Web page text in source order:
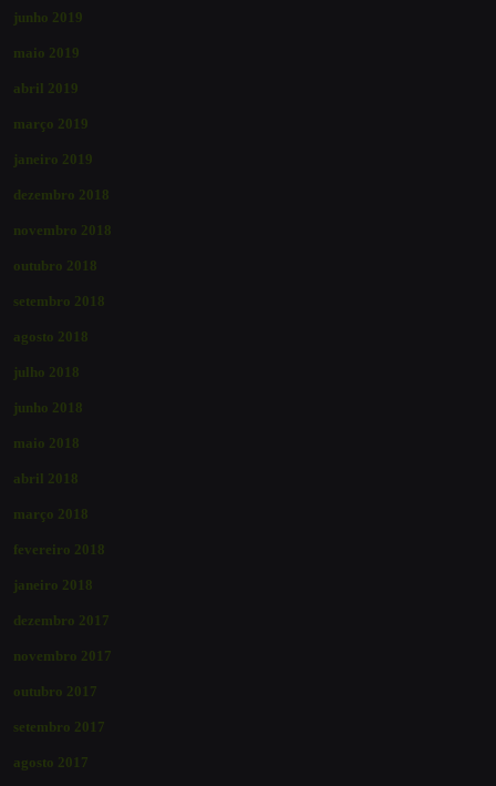
junho 2019
maio 2019
abril 2019
março 2019
janeiro 2019
dezembro 2018
novembro 2018
outubro 2018
setembro 2018
agosto 2018
julho 2018
junho 2018
maio 2018
abril 2018
março 2018
fevereiro 2018
janeiro 2018
dezembro 2017
novembro 2017
outubro 2017
setembro 2017
agosto 2017